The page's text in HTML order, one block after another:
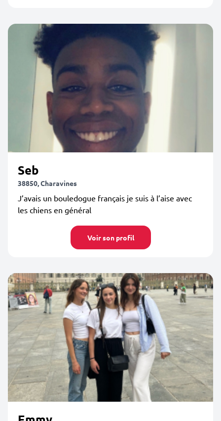
Seb
38850, Charavines
J’avais un bouledogue français je suis à l’aise avec
les chiens en général
Voir son profil